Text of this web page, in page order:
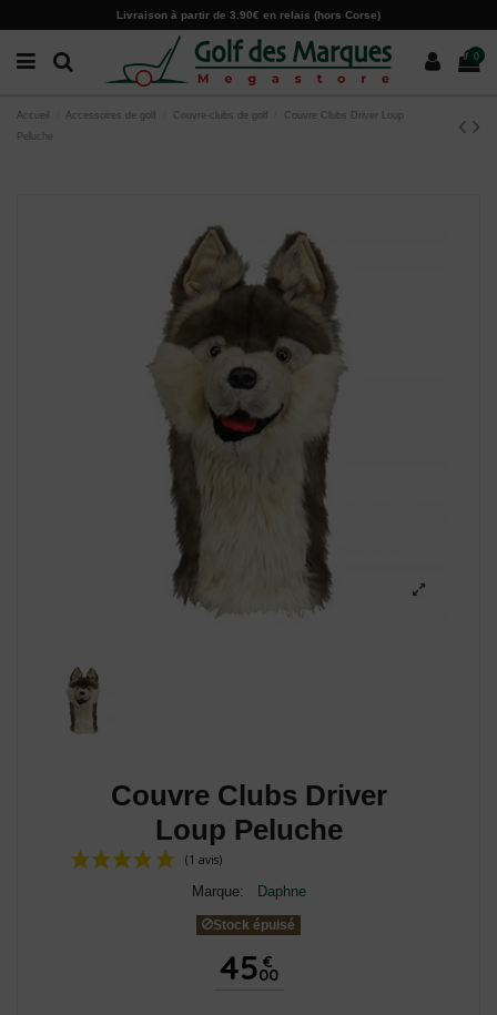
Livraison à partir de 3.90€ en relais (hors Corse)
0
Accueil Accessoires de golf Couvre-clubs de golf
Couvre Clubs Driver Loup
Peluche
Couvre Clubs Driver
Loup Peluche
Marque: Daphne
Stock épuisé
45 €
00
Paramètres des cookies